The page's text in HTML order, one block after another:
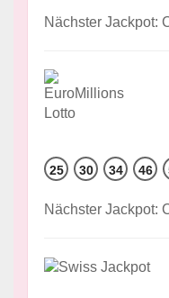
Nächster Jackpot:
25 30 34 46
Nächster Jackpot: